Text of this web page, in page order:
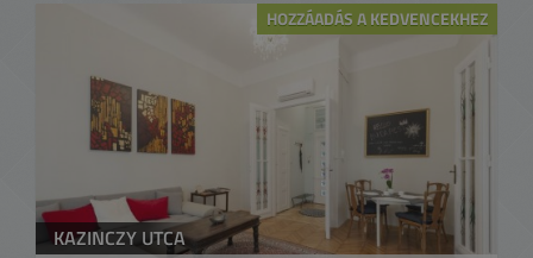
HOZZÁADÁS A KEDVENCEKHEZ
KAZINCZY UTCA